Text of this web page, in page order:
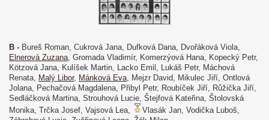
B - Bureš Roman, Cukrová Jana, Dufková Dana, Dvořáková Viola,
Elnerová Zuzana, Gromada Vladimír, Komerzýová Hana, Kopecký Petr,
Kötzová Jana, Kulíšek Martin, Lacko Emil, Lukáš Petr, Máchová
Renata, Malý Libor, Mánková Eva, Mejzr David, Mikulec Jiří, Ontlová
Jolana, Pechačová Magdalena, Přibyl Petr, Roubíček Jiří, Růžička Jiří,
Sedláčková Martina, Strouhová Lucie, Štejfová Kateřina, Štolovská
Monika, Trčka Josef, Vajsová Lea,
Vlasák Jan, Vodička Luboš,